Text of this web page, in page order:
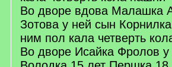
Во дворе вдова Малашка
Зотова у ней сын
ним пол кала четверть
Во дворе Исайка Фролов у